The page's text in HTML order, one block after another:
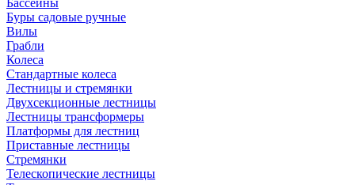
Бассейны
Буры садовые ручные
Вилы
Грабли
Колеса
Стандартные колеса
Лестницы и стремянки
Двухсекционные лестницы
Лестницы трансформеры
Платформы для лестниц
Приставные лестницы
Стремянки
Телескопические лестницы